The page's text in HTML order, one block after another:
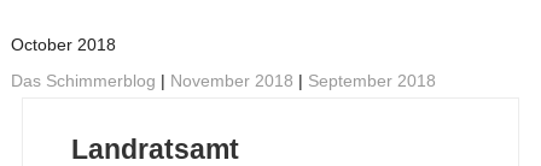
October 2018
Das Schimmerblog | November 2018 | September 2018
Landratsamt